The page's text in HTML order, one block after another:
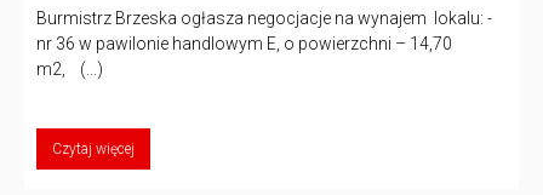
Burmistrz Brzeska ogłasza negocjacje na wynajem lokalu: -
nr 36 w pawilonie handlowym E, o powierzchni – 14,70
m2, (...)
Czytaj więcej